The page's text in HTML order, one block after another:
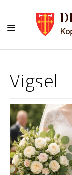
KULTUR
GIVERTJENESTE
OM OSS
Vigsel